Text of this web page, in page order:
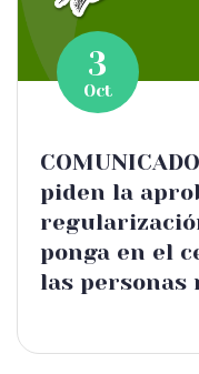
3
Oct
piden la
ponga en el
las personas